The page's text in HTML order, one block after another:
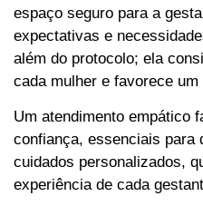
espaço seguro para a
expectativas e
além do protocolo; ela
cada mulher e favorece
Um atendimento empático
confiança, essenciais para
cuidados personalizados,
experiência de cada